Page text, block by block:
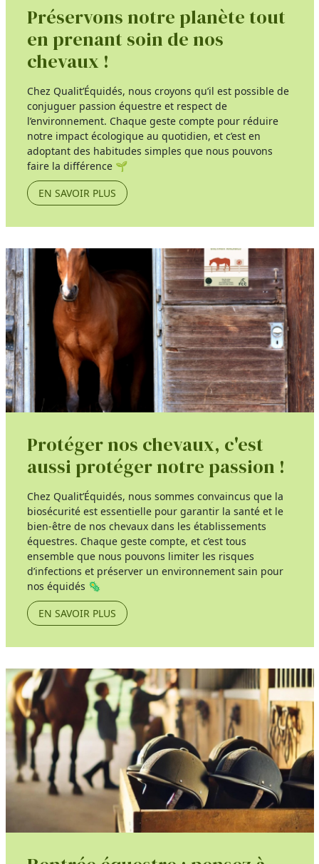
Préservons notre planète tout
en prenant soin de nos
chevaux !
Chez Qualit’Équidés, nous croyons qu’il est possible de
conjuguer passion équestre et respect de
l’environnement. Chaque geste compte pour réduire
notre impact écologique au quotidien, et c’est en
adoptant des habitudes simples que nous pouvons
faire la différence 🌱
EN SAVOIR PLUS
Protéger nos chevaux, c'est
aussi protéger notre passion !
Chez Qualit’Équidés, nous sommes convaincus que la
biosécurité est essentielle pour garantir la santé et le
bien-être de nos chevaux dans les établissements
équestres. Chaque geste compte, et c’est tous
ensemble que nous pouvons limiter les risques
d’infections et préserver un environnement sain pour
nos équidés 🦠
EN SAVOIR PLUS